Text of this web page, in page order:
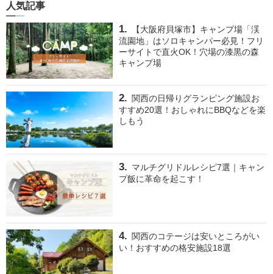
人気記事
【大阪府貝塚市】キャンプ場「渓
流園地」はソロキャンパー必見！フリ
ーサイトで直火OK！穴場の漆黒の森
キャンプ場
関西の日帰りグランピング施設お
すすめ20選！おしゃれにBBQなどを楽
しもう
マルチグリドルレシピ7選｜キャン
プ飯に革命を起こす！
関西のコテージは安いところがい
い！おすすめの格安施設18選